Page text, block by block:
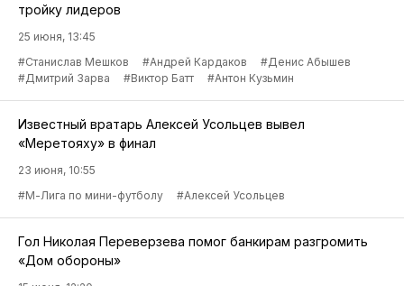
тройку лидеров
25 июня, 13:45
#Станислав Мешков
#Андрей Кардаков
#Денис Абышев
#Дмитрий Зарва
#Виктор Батт #Антон Кузьмин
Известный вратарь Алексей Усольцев вывел
«Меретояху» в финал
23 июня, 10:55
#М-Лига по мини-футболу
#Алексей Усольцев
Гол Николая Переверзева помог банкирам разгромить
«Дом обороны»